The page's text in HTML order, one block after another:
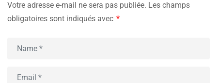
Votre adresse e-mail ne sera pas publiée. Les champs
obligatoires sont indiqués avec *